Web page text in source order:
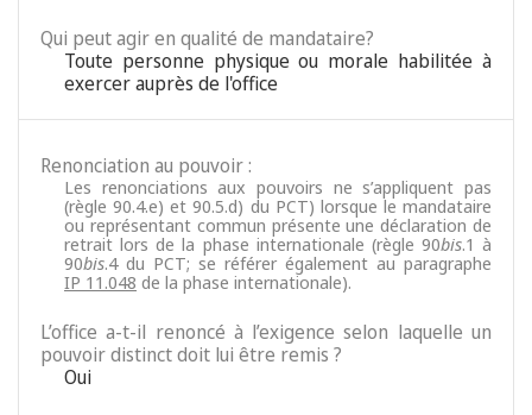
Qui peut agir en qualité de mandataire?
Toute personne physique ou morale habilitée à
exercer auprès de l'office
Renonciation au pouvoir :
Les renonciations aux pouvoirs ne s’appliquent pas
(règle 90.4.e) et 90.5.d) du PCT) lorsque le mandataire
ou représentant commun présente une déclaration de
retrait lors de la phase internationale (règle 90bis.1 à
90bis.4 du PCT; se référer également au paragraphe
IP 11.048 de la phase internationale).
L’office a-t-il renoncé à l’exigence selon laquelle un
pouvoir distinct doit lui être remis ?
Oui